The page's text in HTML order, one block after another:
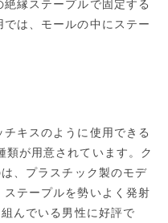
縁ステープルで固定する
は、モールの中にステー
キスのように使用できる
が用意されています。ク
、プラスチック製のモデ
テープルを勢いよく発射
んでいる男性に好評で